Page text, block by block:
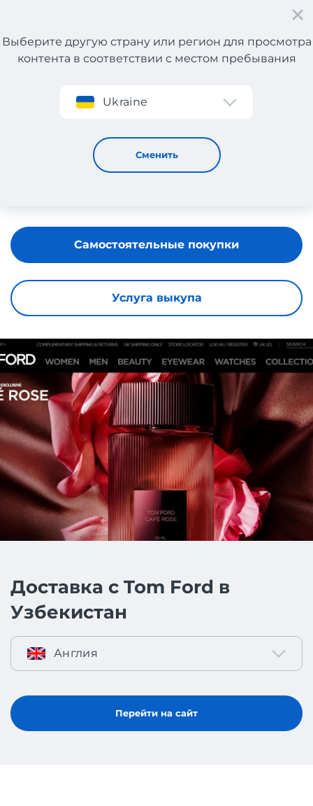
Регистрация
Выберите другую страну или регион для просмотра
контента в соответствии с местом пребывания
Ukraine
Сменить
Tom Ford
Услуга выкупа
Самостоятельные покупки
Доставка с Tom Ford в
Узбекистан
Англия
Перейти на сайт